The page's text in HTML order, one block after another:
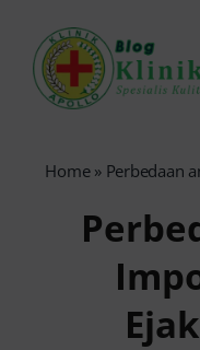
content
0821-1099-9870
Home» Perbedaan